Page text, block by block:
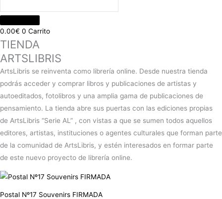
0.00€ 0 Carrito
TIENDA
ARTSLIBRIS
ArtsLibris se reinventa como librería online. Desde nuestra tienda
podrás acceder y comprar libros y publicaciones de artistas y
autoeditados, fotolibros y una amplia gama de publicaciones de
pensamiento. La tienda abre sus puertas con las ediciones propias
de ArtsLibris “Serie AL” , con vistas a que se sumen todos aquellos
editores, artistas, instituciones o agentes culturales que forman parte
de la comunidad de ArtsLibris, y estén interesados en formar parte
de este nuevo proyecto de librería online.
Postal Nº17 Souvenirs FIRMADA